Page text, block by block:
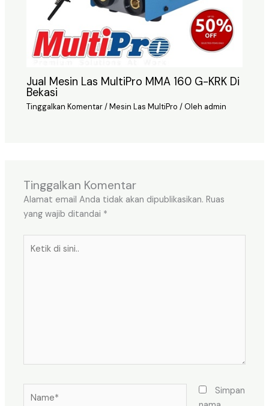
Jual Mesin Las MultiPro MMA 160 G-KRK Di
Bekasi
Tinggalkan Komentar/Mesin Las MultiPro / Oleh admin
Tinggalkan Komentar
Alamat email Anda tidak akan dipublikasikan. Ruas
yang wajib ditandai *
Simpan